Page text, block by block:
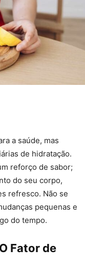
a saúde, mas
de hidratação.
reforço de sabor;
do seu corpo,
refresco. Não se
pequenas e
do tempo.
Fator de